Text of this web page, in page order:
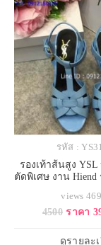
รหัส :
รองเท้าส้นสูง YSL
ตัดพิเศษ งาน
views
4500 ราคา
ดูรายละ